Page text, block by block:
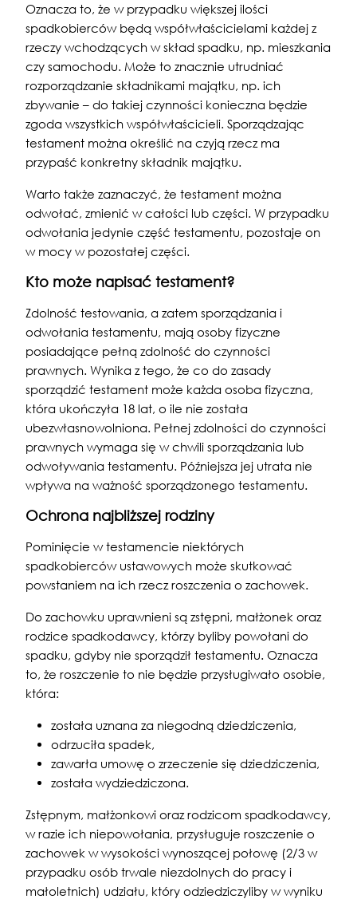
Oznacza to, że w przypadku większej ilości
spadkobierców będą współwłaścicielami każdej z
rzeczy wchodzących w skład spadku, np. mieszkania
czy samochodu. Może to znacznie utrudniać
rozporządzanie składnikami majątku, np. ich
zbywanie – do takiej czynności konieczna będzie
zgoda wszystkich współwłaścicieli. Sporządzając
testament można określić na czyją rzecz ma
przypaść konkretny składnik majątku.
Warto także zaznaczyć, że testament można
odwołać, zmienić w całości lub części. W przypadku
odwołania jedynie część testamentu, pozostaje on
w mocy w pozostałej części.
Kto może napisać testament?
Zdolność testowania, a zatem sporządzania i
odwołania testamentu, mają osoby fizyczne
posiadające pełną zdolność do czynności
prawnych. Wynika z tego, że co do zasady
sporządzić testament może każda osoba fizyczna,
która ukończyła 18 lat, o ile nie została
ubezwłasnowolniona. Pełnej zdolności do czynności
prawnych wymaga się w chwili sporządzania lub
odwoływania testamentu. Późniejsza jej utrata nie
wpływa na ważność sporządzonego testamentu.
Ochrona najbliższej rodziny
Pominięcie w testamencie niektórych
spadkobierców ustawowych może skutkować
powstaniem na ich rzecz roszczenia o zachowek.
Do zachowku uprawnieni są zstępni, małżonek oraz
rodzice spadkodawcy, którzy byliby powołani do
spadku, gdyby nie sporządził testamentu. Oznacza
to, że roszczenie to nie będzie przysługiwało osobie,
która:
została uznana za niegodną dziedziczenia,
odrzuciła spadek,
zawarła umowę o zrzeczenie się dziedziczenia,
została wydziedziczona.
Zstępnym, małżonkowi oraz rodzicom spadkodawcy,
w razie ich niepowołania, przysługuje roszczenie o
zachowek w wysokości wynoszącej połowę (2/3 w
przypadku osób trwale niezdolnych do pracy i
małoletnich) udziału, który odziedziczyliby w wyniku